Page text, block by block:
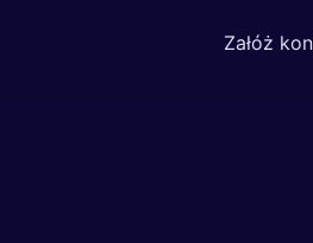
Załóż